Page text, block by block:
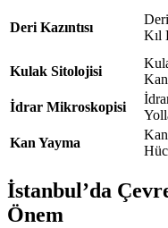
Deri Kazıntısı
Kıl
Kulak Sitolojisi
İdrar Mikroskopisi
Kan Yayma
Kan
İstanbul’da
Önem